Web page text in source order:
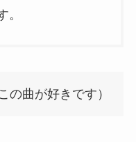
。
この曲が好きです）